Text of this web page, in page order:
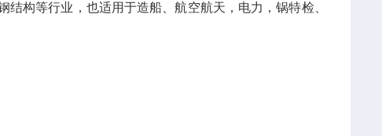
构等行业，也适用于造船、航空航天，电力，锅特检、